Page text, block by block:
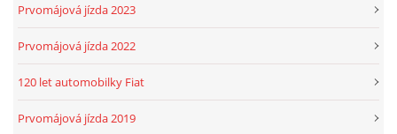
Prvomájová jízda 2023
Prvomájová jízda 2022
120 let automobilky Fiat
Prvomájová jízda 2019